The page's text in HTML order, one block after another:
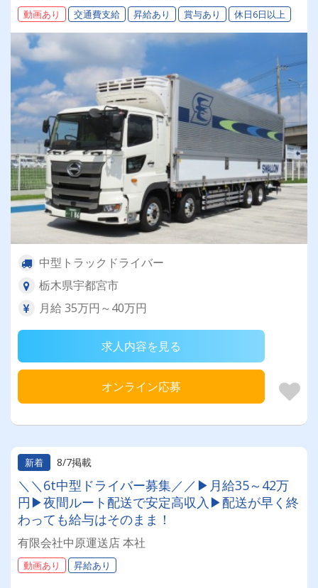
動画あり 交通費支給 昇給あり 賞与あり 休日6日以上
中型トラックドライバー
栃木県宇都宮市
月給 35万円～40万円
求人内容を見る
オンライン応募
新着 8/7掲載
＼＼6t中型ドライバー募集／／▶月給35～42万
円▶夜間ルート配送で安定高収入▶配送が早く終
わっても給与はそのまま！
有限会社中原運送店 本社
動画あり 昇給あり